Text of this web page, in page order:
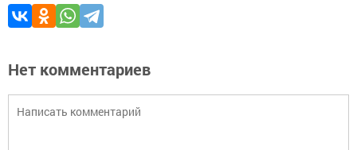
Нет комментариев